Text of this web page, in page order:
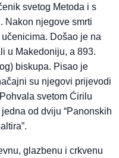
svetog Metoda i s
Nakon njegove smrti
Došao je na
u Makedoniju, a 893.
biskupa. Pisao je
su njegovi prijevodi
svetom Ćirilu
jedna od dviju “Panonskih
glazbenu i crkvenu